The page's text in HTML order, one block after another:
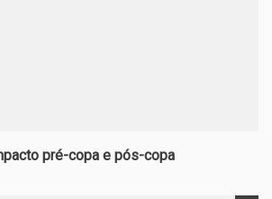
pré-copa e pós-copa